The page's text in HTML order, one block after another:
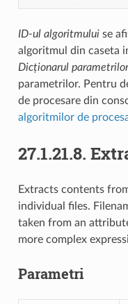
ID-ul algoritmuluise
algoritmul din caseta
Dicționarul parametrilor
parametrilor. Pentru
de procesare din
algoritmilor de
27.1.21.8.
Extracts contents
individual files.
taken from an
more complex
Parametri